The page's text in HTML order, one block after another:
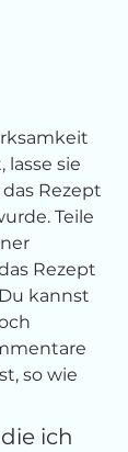
lasse sie
Rezept
Teile
Rezept
kannst
so wie
ich